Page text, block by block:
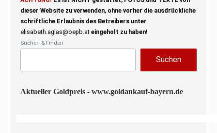
dieser Website zu verwenden, ohne vorher die ausdrückliche
schriftliche Erlaubnis des Betreibers unter
elisabeth.aglas@oepb.at eingeholt zu haben!
Suchen & Finden
Suchen
Aktueller Goldpreis - www.goldankauf-bayern.de